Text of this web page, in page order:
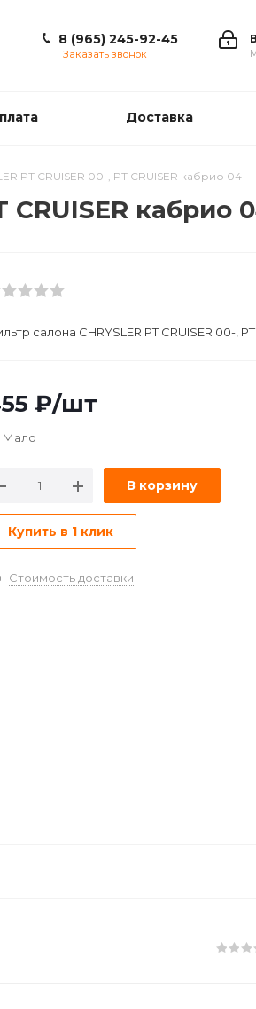
8 (965) 245-92-45
Заказать звонок
Доставка
PT CRUISER 00-, PT CRUISER кабрио 04-
CRUISER кабрио
салона CHRYSLER PT CRUISER 00-,
₽/шт
Мало
В корзину
Купить в 1 клик
Стоимость доставки